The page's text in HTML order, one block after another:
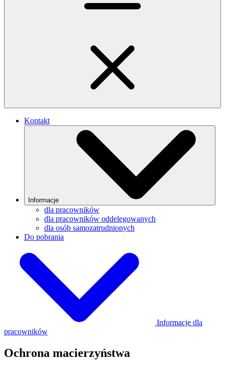
Kontakt
Informacje
dla pracowników
dla pracowników oddelegowanych
dla osób samozatrudnionych
Do pobrania
Informacje dla
pracowników
Ochrona macierzyństwa